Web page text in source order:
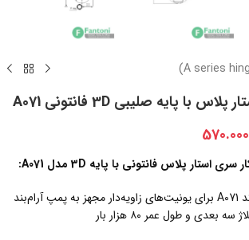
570.000
لولای ۴۵ درجه فانتونی کد A071 برای یونیت‌های زاویه‌دار مجهز به پمپ آرام‌بند